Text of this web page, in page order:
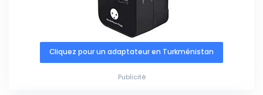
Cliquez pour un adaptateur en Turkménistan
Publicité